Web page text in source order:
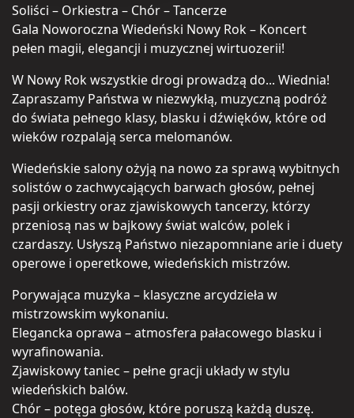
Soliści – Orkiestra – Chór – Tancerze
Gala Noworoczna Wiedeński Nowy Rok – Koncert
pełen magii, elegancji i muzycznej wirtuozerii!
W Nowy Rok wszystkie drogi prowadzą do... Wiednia!
Zapraszamy Państwa w niezwykłą, muzyczną podróż
do świata pełnego klasy, blasku i dźwięków, które od
wieków rozpalają serca melomanów.
Wiedeńskie salony ożyją na nowo za sprawą wybitnych
solistów o zachwycających barwach głosów, pełnej
pasji orkiestry oraz zjawiskowych tancerzy, którzy
przeniosą nas w bajkowy świat walców, polek i
czardaszy. Usłyszą Państwo niezapomniane arie i duety
operowe i operetkowe, wiedeńskich mistrzów.
Porywająca muzyka – klasyczne arcydzieła w
mistrzowskim wykonaniu.
Elegancka oprawa – atmosfera pałacowego blasku i
wyrafinowania.
Zjawiskowy taniec – pełne gracji układy w stylu
wiedeńskich balów.
Chór – potęga głosów, które poruszą każdą duszę.